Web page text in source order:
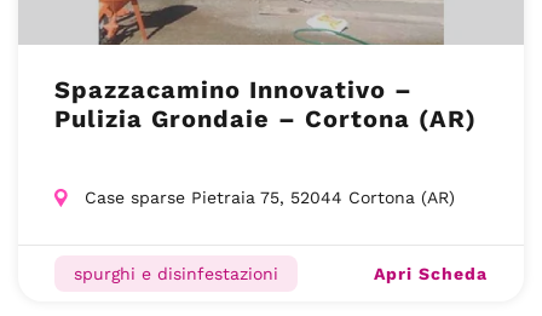
Spazzacamino Innovativo –
Pulizia Grondaie – Cortona (AR)
Case sparse Pietraia 75, 52044 Cortona (AR)
spurghi e disinfestazioni Apri Scheda